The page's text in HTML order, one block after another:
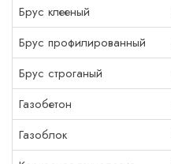
Брус клееный
Брус профилированный
Брус строганый
Газобетон
Газоблок